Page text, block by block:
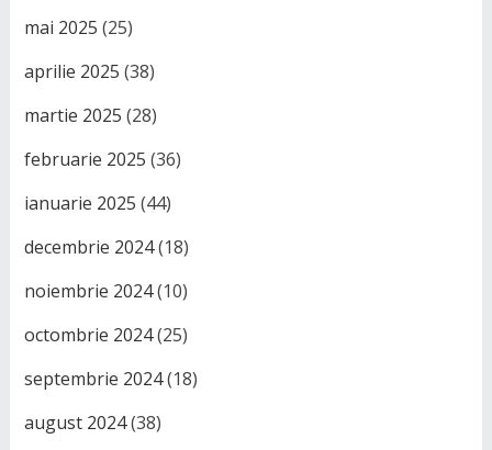
mai 2025 (25)
aprilie 2025 (38)
martie 2025 (28)
februarie 2025 (36)
ianuarie 2025 (44)
decembrie 2024(18)
noiembrie 2024(10)
octombrie 2024(25)
septembrie 2024(18)
august 2024(38)